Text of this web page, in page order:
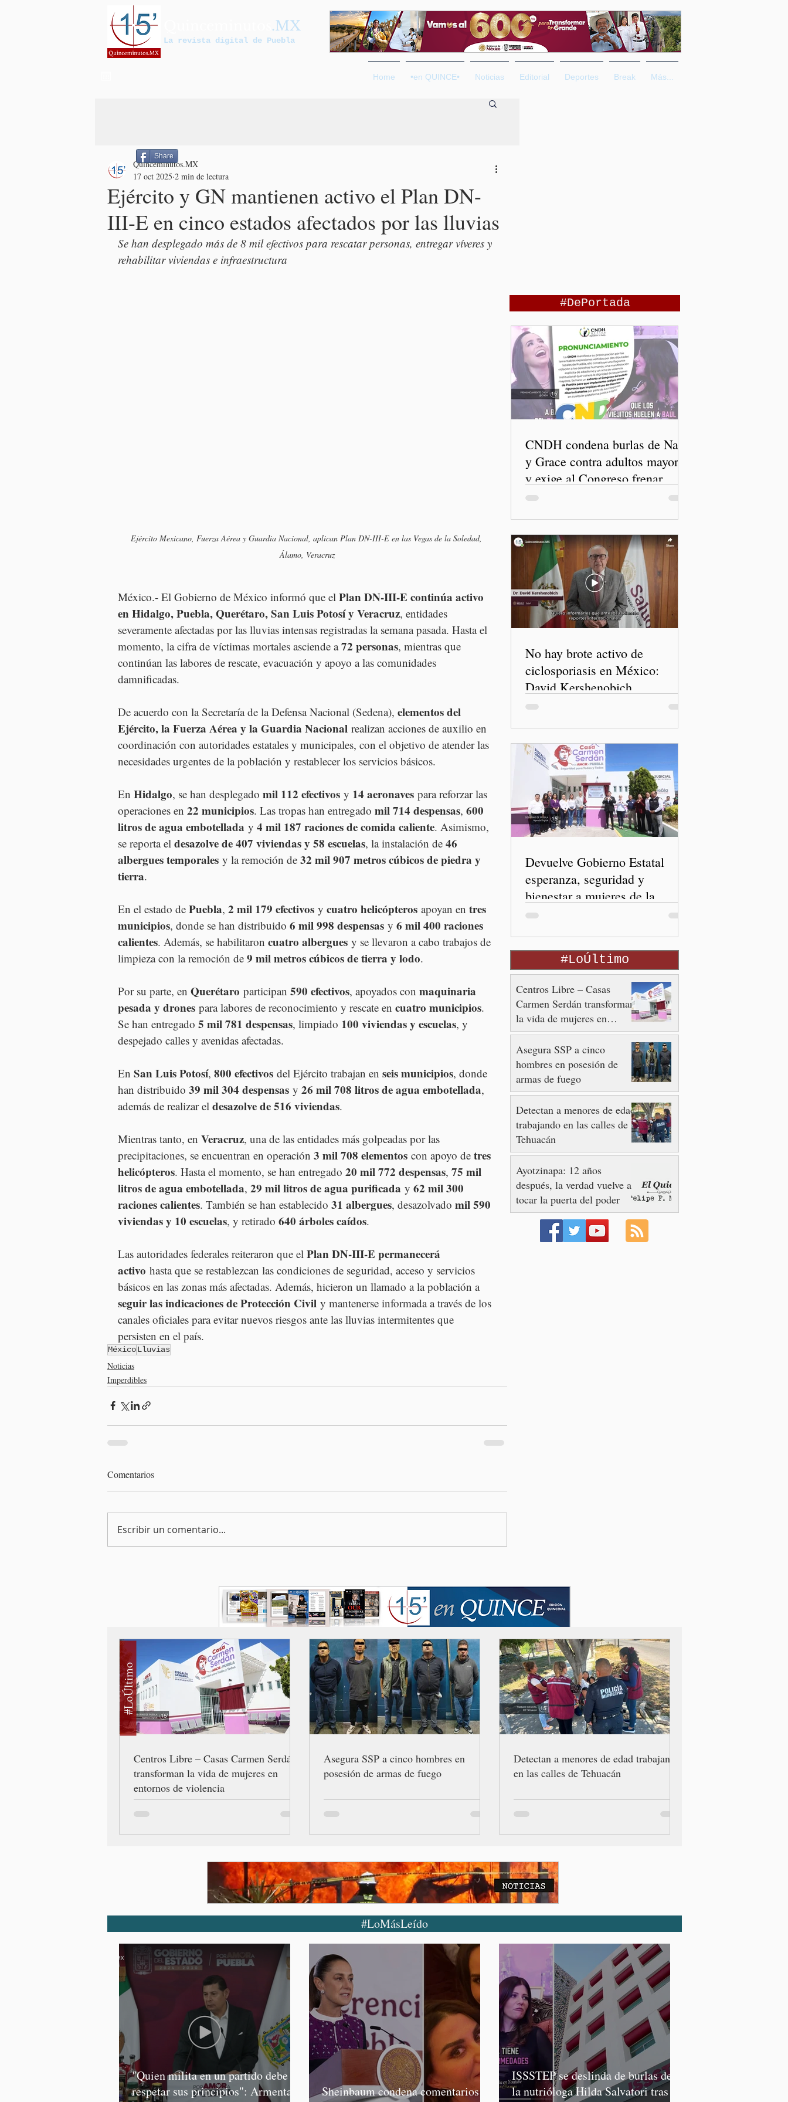
.MX
La revista digital de Puebla
Home •en QUINCE• Noticias Editorial Deportes Break Más...
Ejército y GN mantienen activo el Plan DN-
III-E en cinco estados afectados por las lluvias
Quinceminutos.MX
17 oct 2025 2 min de lectura
Se han desplegado más de 8 mil efectivos para rescatar personas, entregar víveres y
rehabilitar viviendas e infraestructura
Ejército Mexicano, Fuerza Aérea y Guardia Nacional, aplican Plan DN-III-E en las Vegas de la Soledad,
Álamo, Veracruz
México.- El Gobierno de México informó que el Plan DN-III-E continúa activo
en Hidalgo, Puebla, Querétaro, San Luis Potosí y Veracruz, entidades
severamente afectadas por las lluvias intensas registradas la semana pasada. Hasta el
momento, la cifra de víctimas mortales asciende a 72 personas, mientras que
continúan las labores de rescate, evacuación y apoyo a las comunidades
damnificadas.
De acuerdo con la Secretaría de la Defensa Nacional (Sedena), elementos del
Ejército, la Fuerza Aérea y la Guardia Nacional realizan acciones de auxilio en
coordinación con autoridades estatales y municipales, con el objetivo de atender las
necesidades urgentes de la población y restablecer los servicios básicos.
En Hidalgo, se han desplegado mil 112 efectivos y 14 aeronaves para reforzar las
operaciones en 22 municipios. Las tropas han entregado mil 714 despensas, 600
litros de agua embotellada y 4 mil 187 raciones de comida caliente. Asimismo,
se reporta el desazolve de 407 viviendas y 58 escuelas, la instalación de 46
albergues temporales y la remoción de 32 mil 907 metros cúbicos de piedra y
tierra.
En el estado de Puebla, 2 mil 179 efectivos y cuatro helicópteros apoyan en tres
municipios, donde se han distribuido 6 mil 998 despensas y 6 mil 400 raciones
calientes. Además, se habilitaron cuatro albergues y se llevaron a cabo trabajos de
limpieza con la remoción de 9 mil metros cúbicos de tierra y lodo.
Por su parte, en Querétaro participan 590 efectivos, apoyados con maquinaria
pesada y drones para labores de reconocimiento y rescate en cuatro municipios.
Se han entregado 5 mil 781 despensas, limpiado 100 viviendas y escuelas, y
despejado calles y avenidas afectadas.
En San Luis Potosí, 800 efectivos del Ejército trabajan en seis municipios, donde
han distribuido 39 mil 304 despensas y 26 mil 708 litros de agua embotellada,
además de realizar el desazolve de 516 viviendas.
Mientras tanto, en Veracruz, una de las entidades más golpeadas por las
precipitaciones, se encuentran en operación 3 mil 708 elementos con apoyo de tres
helicópteros. Hasta el momento, se han entregado 20 mil 772 despensas, 75 mil
litros de agua embotellada, 29 mil litros de agua purificada y 62 mil 300
raciones calientes. También se han establecido 31 albergues, desazolvado mil 590
viviendas y 10 escuelas, y retirado 640 árboles caídos.
Las autoridades federales reiteraron que el Plan DN-III-E permanecerá
activo hasta que se restablezcan las condiciones de seguridad, acceso y servicios
básicos en las zonas más afectadas. Además, hicieron un llamado a la población a
seguir las indicaciones de Protección Civil y mantenerse informada a través de los
canales oficiales para evitar nuevos riesgos ante las lluvias intermitentes que
persisten en el país.
MéxicoLluvias
Noticias
Imperdibles
Comentarios
Escribir un comentario...
Share
#DePortada
CNDH condena burlas de Nay
y Grace contra adultos mayores
y exige al Congreso frenar
discursos discriminatorios
No hay brote activo de
ciclosporiasis en México:
David Kershenobich
Devuelve Gobierno Estatal
esperanza, seguridad y
bienestar a mujeres de la
periferia urbana
#LoÚltimo
Centros Libre – Casas
Carmen Serdán transforman
la vida de mujeres en
entornos de violencia
Asegura SSP a cinco
hombres en posesión de
armas de fuego
Detectan a menores de edad
trabajando en las calles de
Tehuacán
Ayotzinapa: 12 años
después, la verdad vuelve a
tocar la puerta del poder
Centros Libre – Casas Carmen Serdán
transforman la vida de mujeres en
entornos de violencia
Asegura SSP a cinco hombres en
posesión de armas de fuego
Detectan a menores de edad trabajando
en las calles de Tehuacán
#LoÚltimo
#LoMásLeído
"Quien milita en un partido debe
respetar sus principios": Armenta,
Sheinbaum condena comentarios de
ISSSTEP se deslinda de burlas de
la nutrióloga Hilda Salvatori tras